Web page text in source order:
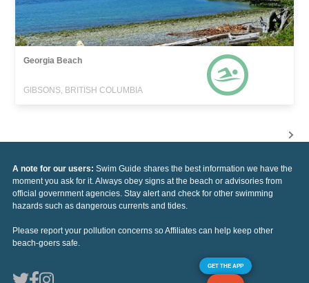
Georgia Beach
GIBSONS, BRITISH COLUMBIA
A note for our users: Swim Guide shares the best information we have the
moment you ask for it. Always obey signs at the beach or advisories from
official government agencies. Stay alert and check for other swimming
hazards such as dangerous currents and tides.
Please report your pollution concerns so Affiliates can help keep other
beach-goers safe.
GET THE APP